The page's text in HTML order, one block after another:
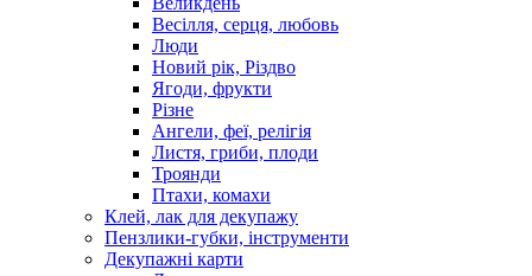
Весілля, серця, любовь
Люди
Новий рік, Різдво
Ягоди, фрукти
Різне
Ангели, феї, релігія
Листя, гриби, плоди
Троянди
Птахи, комахи
Клей, лак для декупажу
Пензлики-губки, інструменти
Декупажні карти